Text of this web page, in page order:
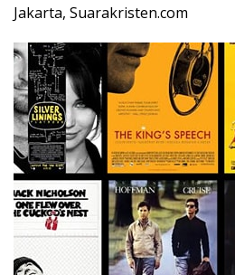
Jakarta, Suarakristen.com